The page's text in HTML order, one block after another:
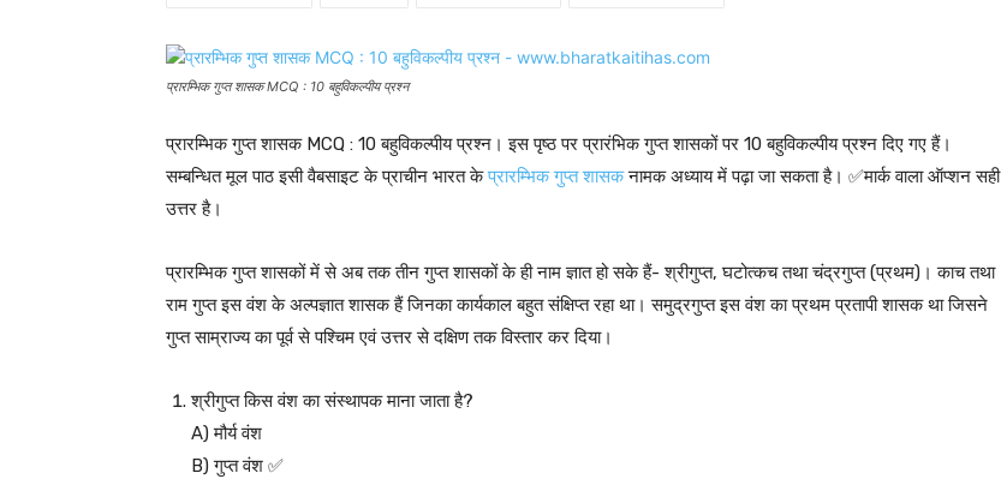
प्रारम्भिक गुप्त शासक MCQ : 10 बहुविकल्पीय प्रश्न
प्रारम्भिक गुप्त शासक MCQ : 10 बहुविकल्पीय प्रश्न। इस पृष्ठ पर प्रारंभिक गुप्त शासकों पर 10 बहुविकल्पीय प्रश्न दिए गए हैं।
सम्बन्धित मूल पाठ इसी वैबसाइट के प्राचीन भारत केप्रारम्भिक गुप्त शासकनामक अध्याय में पढ़ा जा सकता है। ✅मार्क वाला ऑप्शन सही
उत्तर है।
प्रारम्भिक गुप्त शासकों में से अब तक तीन गुप्त शासकों के ही नाम ज्ञात हो सके हैं- श्रीगुप्त, घटोत्कच तथा चंद्रगुप्त (प्रथम)। काच तथा
राम गुप्त इस वंश के अल्पज्ञात शासक हैं जिनका कार्यकाल बहुत संक्षिप्त रहा था। समुद्रगुप्त इस वंश का प्रथम प्रतापी शासक था जिसने
गुप्त साम्राज्य का पूर्व से पश्चिम एवं उत्तर से दक्षिण तक विस्तार कर दिया।
श्रीगुप्त किस वंश का संस्थापक माना जाता है?
A) मौर्य वंश
B) गुप्त वंश ✅